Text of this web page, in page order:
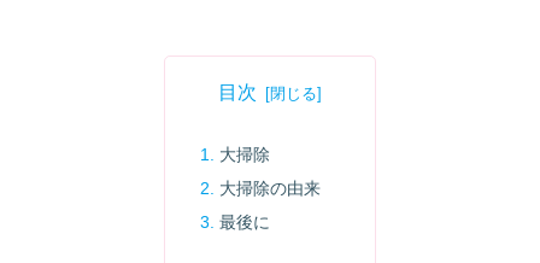
目次
大掃除
大掃除の由来
最後に